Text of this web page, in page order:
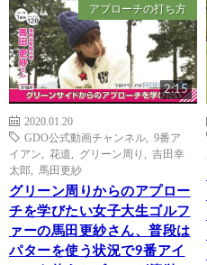
アプローチの打ち方
2:15
2020.01.20
GDO公式動画チャンネル
9番ア
イアン
花道 グリーン周り
吉田幸
太郎
馬田更紗
グリーン周りからのアプロー
チを学びたい女子大生ゴルフ
ァーの馬田更紗さん、普段は
パターを使う状況で9番アイ